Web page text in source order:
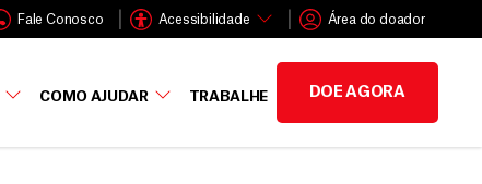
Fale Conosco Acessibilidade Área do doador
COMO AJUDAR TRABALHE DOE AGORA